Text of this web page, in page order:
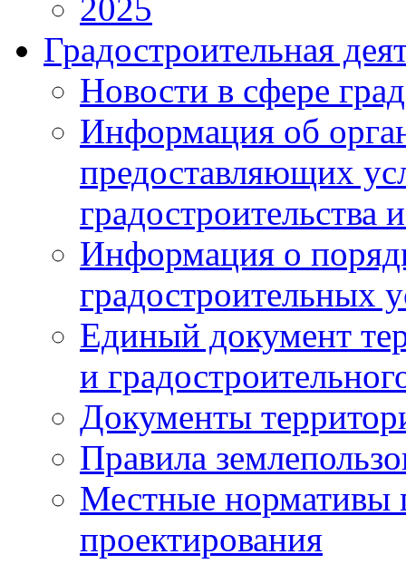
2025
Градостроительная
Новости в сфере
Информация об
предоставляющих
градостроительства
Информация о
градостроительных
Единый документ
и
Документы
Правила
Местные нормативы
проектирования